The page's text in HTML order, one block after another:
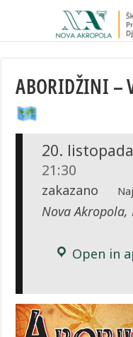
ABORIDŽINI –
20.
21:30
zakazano
Nova Akropola,
Open in